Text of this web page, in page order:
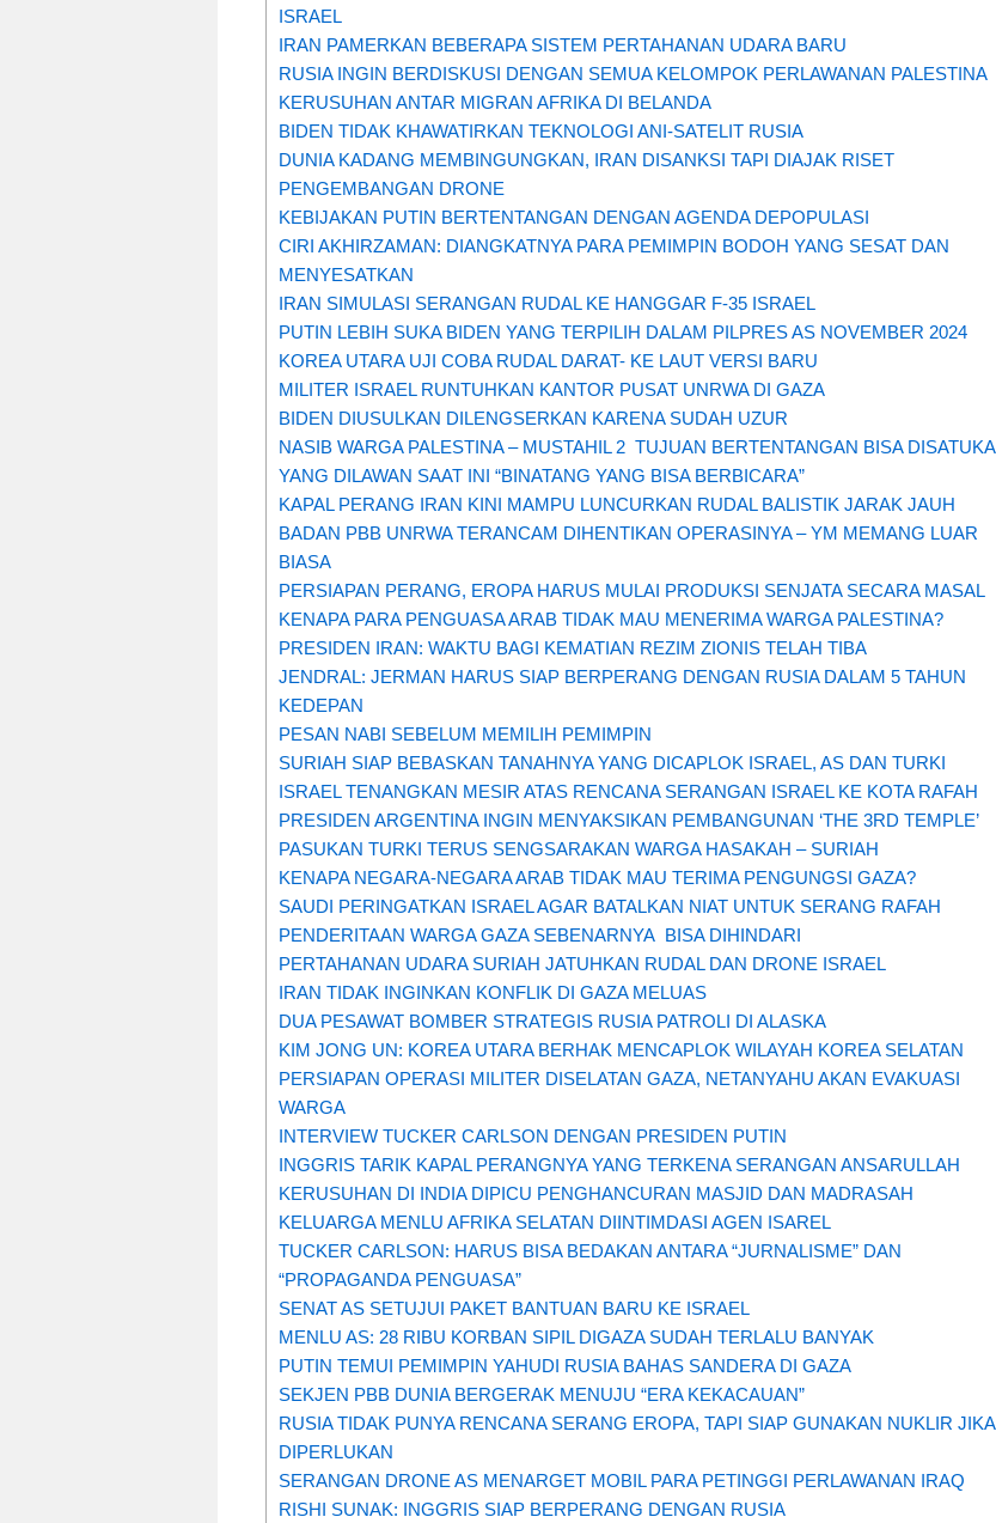
ISRAEL
IRAN PAMERKAN BEBERAPA SISTEM PERTAHANAN UDARA BARU
RUSIA INGIN BERDISKUSI DENGAN SEMUA KELOMPOK PERLAWANAN PALESTINA
KERUSUHAN ANTAR MIGRAN AFRIKA DI BELANDA
BIDEN TIDAK KHAWATIRKAN TEKNOLOGI ANI-SATELIT RUSIA
DUNIA KADANG MEMBINGUNGKAN, IRAN DISANKSI TAPI DIAJAK RISET
PENGEMBANGAN DRONE
KEBIJAKAN PUTIN BERTENTANGAN DENGAN AGENDA DEPOPULASI
CIRI AKHIRZAMAN: DIANGKATNYA PARA PEMIMPIN BODOH YANG SESAT DAN
MENYESATKAN
IRAN SIMULASI SERANGAN RUDAL KE HANGGAR F-35 ISRAEL
PUTIN LEBIH SUKA BIDEN YANG TERPILIH DALAM PILPRES AS NOVEMBER 2024
KOREA UTARA UJI COBA RUDAL DARAT- KE LAUT VERSI BARU
MILITER ISRAEL RUNTUHKAN KANTOR PUSAT UNRWA DI GAZA
BIDEN DIUSULKAN DILENGSERKAN KARENA SUDAH UZUR
NASIB WARGA PALESTINA – MUSTAHIL 2 TUJUAN BERTENTANGAN BISA
YANG DILAWAN SAAT INI “BINATANG YANG BISA BERBICARA”
KAPAL PERANG IRAN KINI MAMPU LUNCURKAN RUDAL BALISTIK JARAK JAUH
BADAN PBB UNRWA TERANCAM DIHENTIKAN OPERASINYA – YM MEMANG LUAR
BIASA
PERSIAPAN PERANG, EROPA HARUS MULAI PRODUKSI SENJATA SECARA MASAL
KENAPA PARA PENGUASA ARAB TIDAK MAU MENERIMA WARGA PALESTINA?
PRESIDEN IRAN: WAKTU BAGI KEMATIAN REZIM ZIONIS TELAH TIBA
JENDRAL: JERMAN HARUS SIAP BERPERANG DENGAN RUSIA DALAM 5 TAHUN
KEDEPAN
PESAN NABI SEBELUM MEMILIH PEMIMPIN
SURIAH SIAP BEBASKAN TANAHNYA YANG DICAPLOK ISRAEL, AS DAN TURKI
ISRAEL TENANGKAN MESIR ATAS RENCANA SERANGAN ISRAEL KE KOTA RAFAH
PRESIDEN ARGENTINA INGIN MENYAKSIKAN PEMBANGUNAN ‘THE 3RD TEMPLE’
PASUKAN TURKI TERUS SENGSARAKAN WARGA HASAKAH – SURIAH
KENAPA NEGARA-NEGARA ARAB TIDAK MAU TERIMA PENGUNGSI GAZA?
SAUDI PERINGATKAN ISRAEL AGAR BATALKAN NIAT UNTUK SERANG RAFAH
PENDERITAAN WARGA GAZA SEBENARNYA BISA DIHINDARI
PERTAHANAN UDARA SURIAH JATUHKAN RUDAL DAN DRONE ISRAEL
IRAN TIDAK INGINKAN KONFLIK DI GAZA MELUAS
DUA PESAWAT BOMBER STRATEGIS RUSIA PATROLI DI ALASKA
KIM JONG UN: KOREA UTARA BERHAK MENCAPLOK WILAYAH KOREA SELATAN
PERSIAPAN OPERASI MILITER DISELATAN GAZA, NETANYAHU AKAN EVAKUASI
WARGA
INTERVIEW TUCKER CARLSON DENGAN PRESIDEN PUTIN
INGGRIS TARIK KAPAL PERANGNYA YANG TERKENA SERANGAN ANSARULLAH
KERUSUHAN DI INDIA DIPICU PENGHANCURAN MASJID DAN MADRASAH
KELUARGA MENLU AFRIKA SELATAN DIINTIMDASI AGEN ISAREL
TUCKER CARLSON: HARUS BISA BEDAKAN ANTARA “JURNALISME” DAN
“PROPAGANDA PENGUASA”
SENAT AS SETUJUI PAKET BANTUAN BARU KE ISRAEL
MENLU AS: 28 RIBU KORBAN SIPIL DIGAZA SUDAH TERLALU BANYAK
PUTIN TEMUI PEMIMPIN YAHUDI RUSIA BAHAS SANDERA DI GAZA
SEKJEN PBB DUNIA BERGERAK MENUJU “ERA KEKACAUAN”
RUSIA TIDAK PUNYA RENCANA SERANG EROPA, TAPI SIAP GUNAKAN NUKLIR JIKA
DIPERLUKAN
SERANGAN DRONE AS MENARGET MOBIL PARA PETINGGI PERLAWANAN IRAQ
RISHI SUNAK: INGGRIS SIAP BERPERANG DENGAN RUSIA